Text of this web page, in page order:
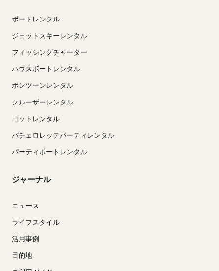
ボートレンタル
ジェットスキーレンタル
フィッシングチャーター
ハウスボートレンタル
ポンツーンレンタル
クルーザーレンタル
ヨットレンタル
バチェロレッテパーティレンタル
パーティボートレンタル
ジャーナル
ニュース
ライフスタイル
活用事例
目的地